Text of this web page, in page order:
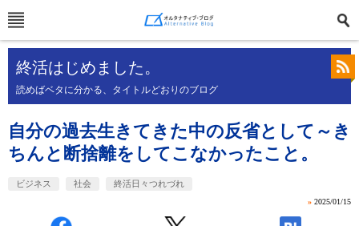
終活はじめました。
読めばベタに分かる、タイトルどおりのブログ
自分の過去生きてきた中の反省として～き
ちんと断捨離をしてこなかったこと。
ビジネス 社会 終活日々つれづれ
» 2025/01/15